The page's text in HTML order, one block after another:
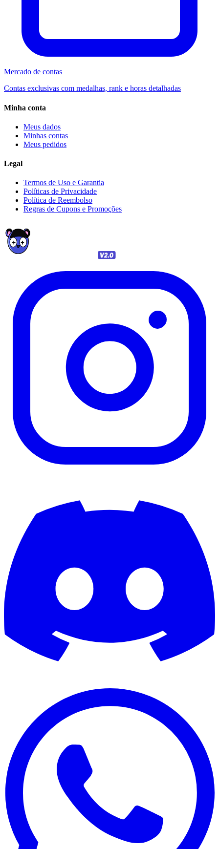
Mercado de contas
Contas exclusivas com medalhas, rank e horas detalhadas
Minha conta
Meus dados
Minhas contas
Meus pedidos
Legal
Termos de Uso e Garantia
Políticas de Privacidade
Política de Reembolso
Regras de Cupons e Promoções